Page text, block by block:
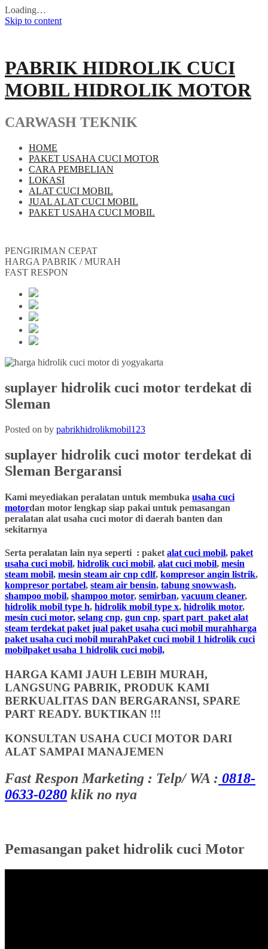
Loading…
Skip to content
PABRIK HIDROLIK CUCI
MOBIL HIDROLIK MOTOR
CARWASH TEKNIK
HOME
PAKET USAHA CUCI MOTOR
CARA PEMBELIAN
LOKASI
ALAT CUCI MOBIL
JUAL ALAT CUCI MOBIL
PAKET USAHA CUCI MOBIL
PENGIRIMAN CEPAT
HARGA PABRIK / MURAH
FAST RESPON
suplayer hidrolik cuci motor terdekat di
Sleman
Posted on by pabrikhidrolikmobil123
suplayer hidrolik cuci motor terdekat di
Sleman Bergaransi
Kami meyediakan peralatan untuk membuka usaha cuci
motordan motor lengkap siap pakai untuk pemasangan
peralatan alat usaha cuci motor di daerah banten dan
sekitarnya
Serta peralatan lain nya seperti : paket alat cuci mobil, paket
usaha cuci mobil, hidrolik cuci mobil, alat cuci mobil, mesin
steam mobil, mesin steam air cnp cdlf, kompresor angin listrik,
kompresor portabel, steam air bensin, tabung snowwash,
shampoo mobil, shampoo motor, semirban, vacuum cleaner,
hidrolik mobil type h, hidrolik mobil type x, hidrolik motor,
mesin cuci motor, selang cnp, gun cnp, spart part paket alat
steam terdekat paket jual paket usaha cuci mobil murahharga
paket usaha cuci mobil murahPaket cuci mobil 1 hidrolik cuci
mobilpaket usaha 1 hidrolik cuci mobil,
HARGA KAMI JAUH LEBIH MURAH,
LANGSUNG PABRIK, PRODUK KAMI
BERKUALITAS DAN BERGARANSI, SPARE
PART READY. BUKTIKAN !!!
KONSULTAN USAHA CUCI MOTOR DARI
ALAT SAMPAI MANAJEMEN
Fast Respon Marketing : Telp/ WA : 0818-
0633-0280 klik no nya
Pemasangan paket hidrolik cuci Motor